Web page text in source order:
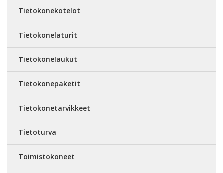
Tietokonekotelot
Tietokonelaturit
Tietokonelaukut
Tietokonepaketit
Tietokonetarvikkeet
Tietoturva
Toimistokoneet